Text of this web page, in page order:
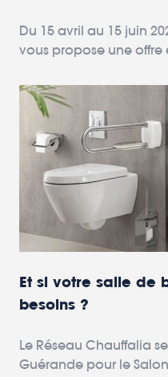
Du 15 avril au 15 juin
vous propose une
Et si votre salle de
besoins ?
Le Réseau Chauffalia
Guérande pour le